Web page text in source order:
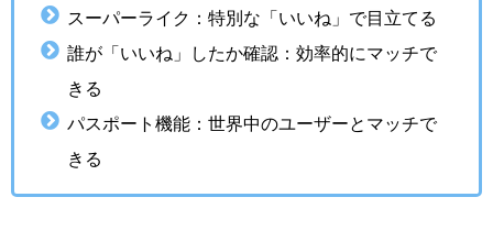
スーパーライク：特別な「いいね」で目立てる
誰が「いいね」したか確認：効率的にマッチで
きる
パスポート機能：世界中のユーザーとマッチで
きる